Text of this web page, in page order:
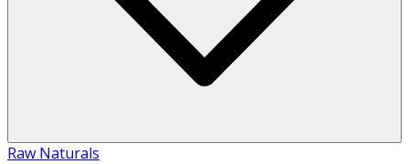
Raw Naturals